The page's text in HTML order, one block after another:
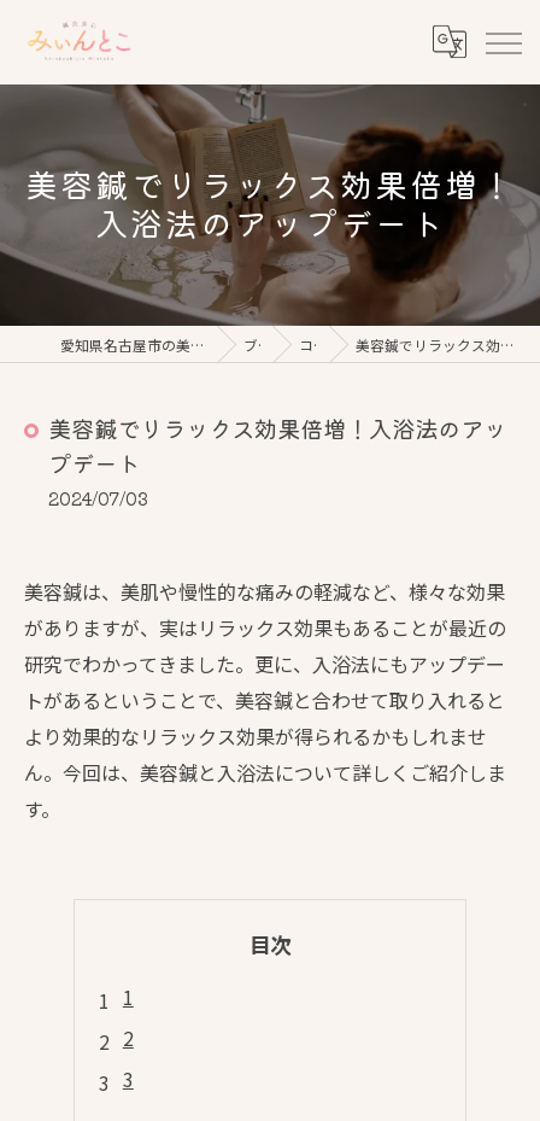
美容鍼でリラックス効果倍増！
入浴法のアップデート
愛知県名古屋市の美容鍼なら鍼灸美心みぃんとこ ブログ コラム 美容鍼でリラックス効果倍増！入浴法のアップデート
美容鍼でリラックス効果倍増！入浴法のアッ
プデート
2024/07/03
美容鍼は、美肌や慢性的な痛みの軽減など、様々な効果
がありますが、実はリラックス効果もあることが最近の
研究でわかってきました。更に、入浴法にもアップデー
トがあるということで、美容鍼と合わせて取り入れると
より効果的なリラックス効果が得られるかもしれませ
ん。今回は、美容鍼と入浴法について詳しくご紹介しま
す。
目次
1
2
3